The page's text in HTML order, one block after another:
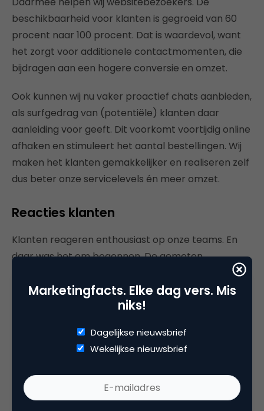
beschikbaarheid voor klanten is gegroeid van 60
procent naar 100 procent. Dat is waardevol, want
het zorgt voor additionele contactmomenten, die
bijdragen aan een hogere conversie en omzet.
Ook kunnen wij nu vaker proactief chats aanbieden,
als surfgedrag van (potentiële) klanten daar
aanleiding voor geeft. Dit voorkomt voortijdig online
afhaken en stimuleert het aantal bestellingen. Wij
maken het klanten gemakkelijker en realiseren zelf
dus beter onze servicelevels én meer omzet.
Reacties klanten
Klanten reageren enthousiast op onze teams. En
daar was het om begonnen. De gemeten
klanttevredenheid (na mailcontact) is gegroeid van
87 procent naar ruim boven de 95 procent. Ook
hun mondelinge reacties zijn enthousiast. Die
‘Agnes’ aan de lijn wil. Ze willen direct, goed en
persoonlijk geholpen worden door iemand uit
team.
Voor onze organisatie is rust gecreëerd.
Marketingfacts. Elke dag vers. Mis
niks!
Dagelijkse nieuwsbrief
Wekelijkse nieuwsbrief